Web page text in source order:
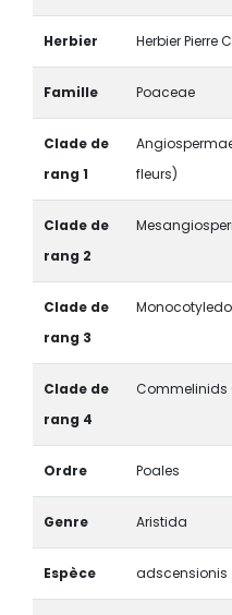
Herbier Herbier Pierre
Famille Poaceae
Clade de
rang 1
fleurs)
Clade de
rang 2
Clade de
rang 3
Clade de
rang 4
Commelinids
Ordre Poales
Genre Aristida
Espèce adscensionis